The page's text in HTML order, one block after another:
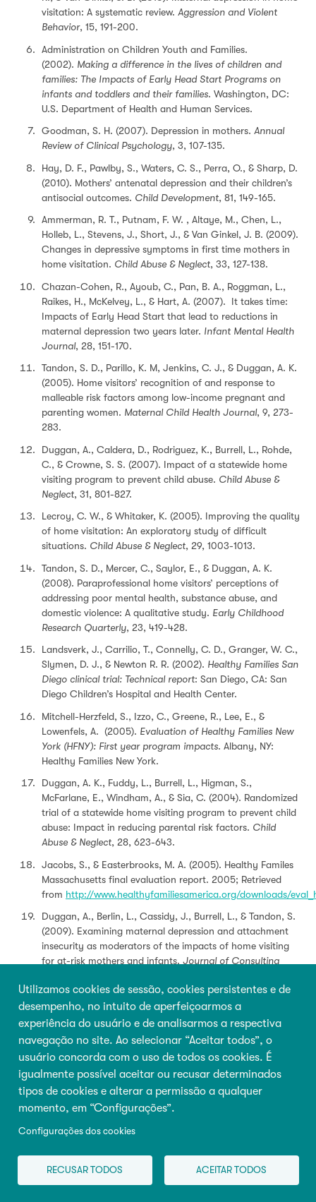
Utilizamos cookies de sessão, cookies persistentes e de
desempenho, no intuito de aperfeiçoarmos a
experiência do usuário e de analisarmos a respectiva
navegação no site. Ao selecionar “Aceitar todos”, o
usuário concorda com o uso de todos os cookies. É
igualmente possível aceitar ou recusar determinados
tipos de cookies e alterar a permissão a qualquer
momento, em “Configurações”.
Configurações dos cookies
RECUSAR TODOS ACEITAR TODOS
visitation: A systematic review. Aggression and Violent
Behavior, 15, 191-200.
Administration on Children Youth and Families.
(2002). Making a difference in the lives of children and
families: The Impacts of Early Head Start Programs on
infants and toddlers and their families. Washington, DC:
U.S. Department of Health and Human Services.
Goodman, S. H. (2007). Depression in mothers. Annual
Review of Clinical Psychology, 3, 107-135.
Hay, D. F., Pawlby, S., Waters, C. S., Perra, O., & Sharp, D.
(2010). Mothers’ antenatal depression and their children’s
antisocial outcomes. Child Development, 81, 149-165.
Ammerman, R. T., Putnam, F. W. , Altaye, M., Chen, L.,
Holleb, L., Stevens, J., Short, J., & Van Ginkel, J. B. (2009).
Changes in depressive symptoms in ﬁrst time mothers in
home visitation. Child Abuse & Neglect, 33, 127-138.
Chazan-Cohen, R., Ayoub, C., Pan, B. A., Roggman, L.,
Raikes, H., McKelvey, L., & Hart, A. (2007). It takes time:
Impacts of Early Head Start that lead to reductions in
maternal depression two years later. Infant Mental Health
Journal, 28, 151-170.
Tandon, S. D., Parillo, K. M, Jenkins, C. J., & Duggan, A. K.
(2005). Home visitors’ recognition of and response to
malleable risk factors among low-income pregnant and
parenting women. Maternal Child Health Journal, 9, 273-
283.
Duggan, A., Caldera, D., Rodriguez, K., Burrell, L., Rohde,
C., & Crowne, S. S. (2007). Impact of a statewide home
visiting program to prevent child abuse. Child Abuse &
Neglect, 31, 801-827.
Lecroy, C. W., & Whitaker, K. (2005). Improving the quality
of home visitation: An exploratory study of difficult
situations. Child Abuse & Neglect, 29, 1003-1013.
Tandon, S. D., Mercer, C., Saylor, E., & Duggan, A. K.
(2008). Paraprofessional home visitors’ perceptions of
addressing poor mental health, substance abuse, and
domestic violence: A qualitative study. Early Childhood
Research Quarterly, 23, 419-428.
Landsverk, J., Carrilio, T., Connelly, C. D., Granger, W. C.,
Slymen, D. J., & Newton R. R. (2002). Healthy Families San
Diego clinical trial: Technical report: San Diego, CA: San
Diego Children’s Hospital and Health Center.
Mitchell-Herzfeld, S., Izzo, C., Greene, R., Lee, E., &
Lowenfels, A. (2005). Evaluation of Healthy Families New
York (HFNY): First year program impacts. Albany, NY:
Healthy Families New York.
Duggan, A. K., Fuddy, L., Burrell, L., Higman, S.,
McFarlane, E., Windham, A., & Sia, C. (2004). Randomized
trial of a statewide home visiting program to prevent child
abuse: Impact in reducing parental risk factors. Child
Abuse & Neglect, 28, 623-643.
Jacobs, S., & Easterbrooks, M. A. (2005). Healthy Familes
Massachusetts final evaluation report. 2005; Retrieved
from http://www.healthyfamiliesamerica.org/downloads/
Duggan, A., Berlin, L., Cassidy, J., Burrell, L., & Tandon, S.
(2009). Examining maternal depression and attachment
insecurity as moderators of the impacts of home visiting
for at-risk mothers and infants. Journal of Consulting
Olds, D. L. (2010). The nurse-family partnership: From
trials to practice. In A. J. Reynolds, A. J. Rolnick, M. M.
Englund, & J. A. Temple (Eds.) (2010).Childhood programs
and practices in the first decade of life: A human capital
integration(pp.40-75). New York, NY: Cambridge
University Press.
Ammerman, R. T., Putnam, F. W., Stevens, J., Bosse, N. R.,
Short, J. A., Bodley, A. L., & Van Ginkel, J. B. (2011). An
visitation.
1341.
Ammerman, R. T., Putnam, F. W., Altaye, M., Stevens, J., &